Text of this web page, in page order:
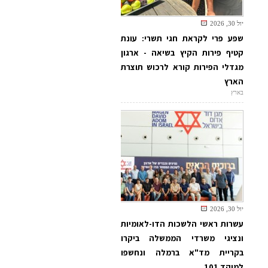
יול 30, 2026
שפע פרי לקראת חגי תשרי: עונת
קטיף פירות הקיץ בשיאה - ארגון
מגדלי הפירות קורא לרכוש תוצרת
הארץ
בארץ
יול 30, 2026
עשרות ראשי הלשכות הדו-לאומיות
ונציגי משרדי הממשלה ביקרו
בקריית מד"א ברמלה ונחשפו